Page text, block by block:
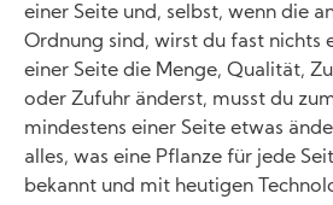
einer Seite und, selbst, wenn die
Ordnung sind, wirst du fast nichts
einer Seite die Menge, Qualität,
oder Zufuhr änderst, musst du
mindestens einer Seite etwas
alles, was eine Pflanze für jede
bekannt und mit heutigen